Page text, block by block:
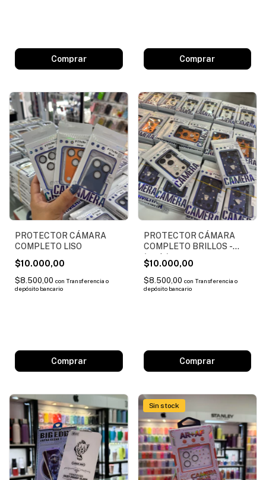
Comprar Comprar
PROTECTOR CÁMARA
COMPLETO LISO
$10.000,00
$8.500,00 con Transferencia o
depósito bancario
Comprar
PROTECTOR CÁMARA
COMPLETO BRILLOS -
(copia)
$10.000,00
$8.500,00 con Transferencia o
depósito bancario
Comprar
Sin stock